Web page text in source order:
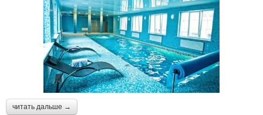
читать дальше →